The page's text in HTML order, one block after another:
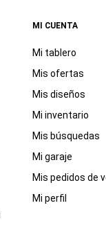
MI CUENTA
Mi tablero
Mis ofertas
Mis diseños
Mi inventario
Mis búsquedas
Mi garaje
Mis pedidos de
Mi perfil